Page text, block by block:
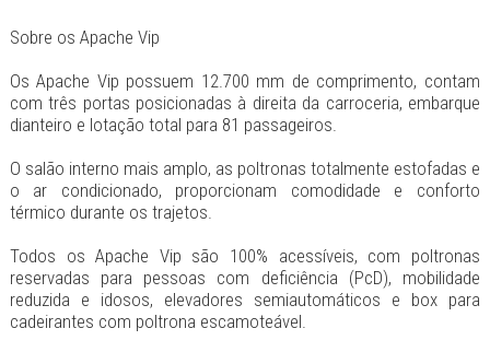
Sobre os Apache Vip
Os Apache Vip possuem 12.700 mm de comprimento, contam
com três portas posicionadas à direita da carroceria, embarque
dianteiro e lotação total para 81 passageiros.
O salão interno mais amplo, as poltronas totalmente estofadas e
o ar condicionado, proporcionam comodidade e conforto
térmico durante os trajetos.
Todos os Apache Vip são 100% acessíveis, com poltronas
reservadas para pessoas com deficiência (PcD), mobilidade
reduzida e idosos, elevadores semiautomáticos e box para
cadeirantes com poltrona escamoteável.